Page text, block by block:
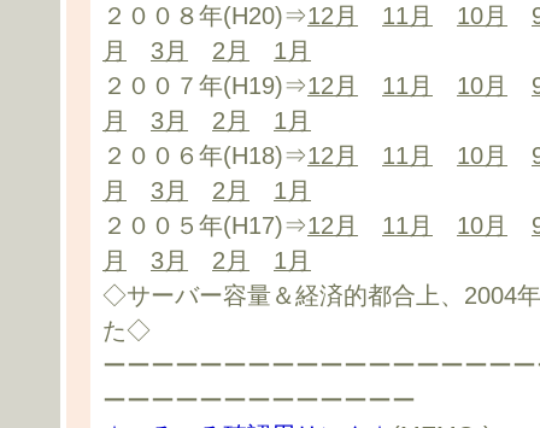
２００８年(H20)⇒12月 11月 10月
月
3月 2月
1月
２００７年(H19)⇒12月 11月 10月
月
3月 2月
1月
２００６年(H18)⇒12月 11月 10月
月
3月 2月
1月
２００５年(H17)⇒12月 11月 10月
月
3月 2月
1月
◇サーバー容量＆経済的都合上、2004
た◇
ーーーーーーーーーーーーーーーーー
ーーーーーーーーーーーーー